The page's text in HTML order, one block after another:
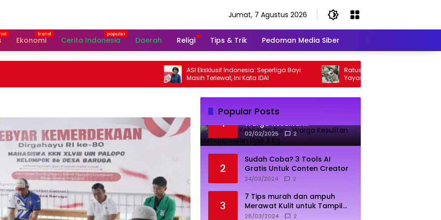
Jumat, 7 Agustus 2026
Ekonomi Cerita Indonesia Daerah Religi Tips & Trik Pedoman Media Siber
ASI Eksklusif Indonesia: Sepertiga Bayi
Masih Terlewat, Ini Kata IDAI
Ratusan Senjata Sekolah Pondok
Yayasan Angkat Bicara
Popular Posts
1
Dampak Kebijakan Baru,
Warga Kesulitan
Mendapatkan Elpiji 3 Kg
02/02/2025 2
2
Sudah Coba? 3 Tools AI
Gratis Untuk Conten Creator
24/03/2024 2
3
7 Tips murah dan ampuh
Merawat Kulit untuk Tampil
Sehat dan Cerah
26/03/2024 2